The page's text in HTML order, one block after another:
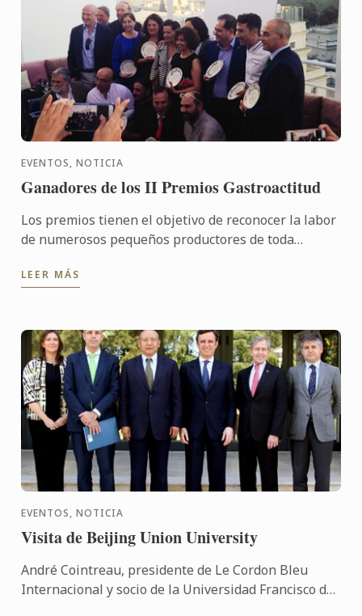
EVENTOS, NOTICIA
Ganadores de los II Premios Gastroactitud
Los premios tienen el objetivo de reconocer la labor
de numerosos pequeños productores de toda
productos ...
LEER MÁS
EVENTOS, NOTICIA
Visita de Beijing Union University
André Cointreau, presidente de Le Cordon Bleu
Internacional y socio de la Universidad Francisco de